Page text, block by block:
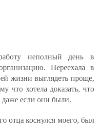
неполный день в
Переехала в
жизни выглядеть проще,
что хотела доказать, что
даже если они были.
отца коснулся моего, был